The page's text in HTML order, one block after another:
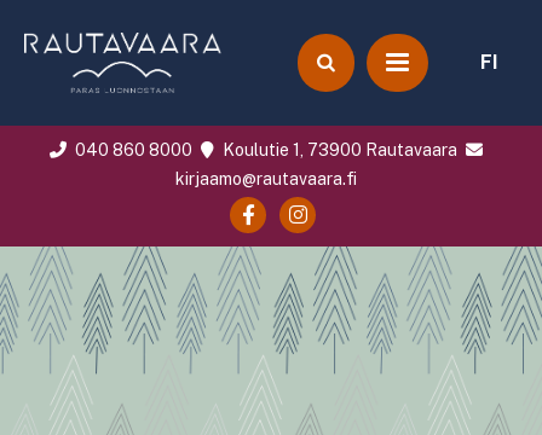
FI
040 860 8000
Koulutie 1, 73900 Rautavaara
kirjaamo@rautavaara.fi